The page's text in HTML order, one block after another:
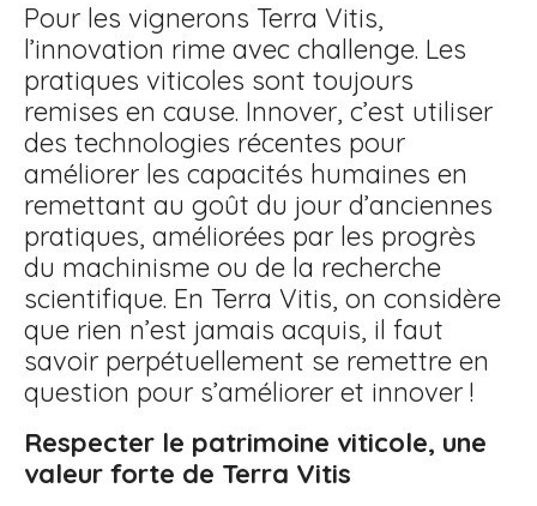
Pour les vignerons Terra Vitis,
l’innovation rime avec challenge. Les
pratiques viticoles sont toujours
remises en cause. Innover, c’est utiliser
des technologies récentes pour
améliorer les capacités humaines en
remettant au goût du jour d’anciennes
pratiques, améliorées par les progrès
du machinisme ou de la recherche
scientifique. En Terra Vitis, on considère
que rien n’est jamais acquis, il faut
savoir perpétuellement se remettre en
question pour s’améliorer et innover !
Respecter le patrimoine viticole, une
valeur forte de Terra Vitis